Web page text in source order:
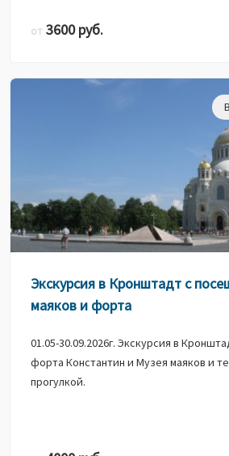
от 3600 руб.
Экскурсия в Кронштадт с
маяков и форта
01.05-30.09.2026г. Экскурсия в
форта Константин и Музея маяков и
прогулкой.